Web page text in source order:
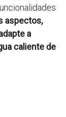
aspectos,
a
caliente de